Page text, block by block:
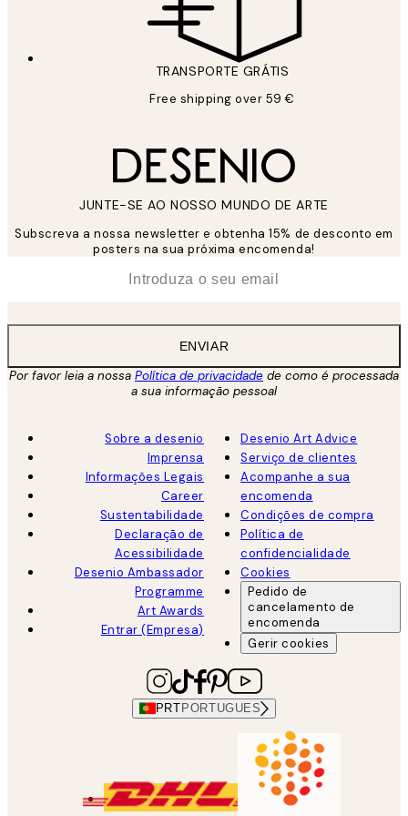
TRANSPORTE GRÁTIS
Free shipping over 59 €
JUNTE-SE AO NOSSO MUNDO DE ARTE
Subscreva a nossa newsletter e obtenha 15% de desconto em
posters na sua próxima encomenda!
ENVIAR
Por favor leia a nossa Política de privacidade de como é processada
a sua informação pessoal
Sobre a desenio
Imprensa
Informações Legais
Career
Sustentabilidade
Declaração de
Acessibilidade
Desenio Ambassador
Programme
Art Awards
Entrar (Empresa)
Desenio Art Advice
Serviço de clientes
Acompanhe a sua
encomenda
Condições de compra
Política de
confidencialidade
Cookies
Pedido de
cancelamento de
encomenda
Gerir cookies
PRT PORTUGUES